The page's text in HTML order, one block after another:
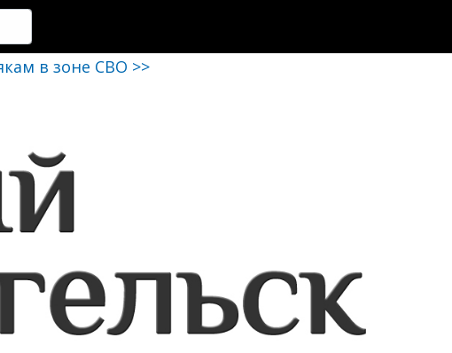
в зоне СВО >>